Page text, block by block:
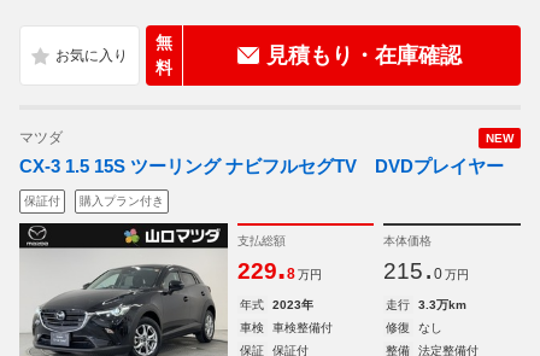
無
料
見積もり・在庫確認
NEW
マツダ
CX-3 1.5 15S ツーリング ナビフルセグTV DVDプレイヤー
保証付 購入プラン付き
支払総額
229.8 万円
本体価格
215. 0 万円
年式 2023年 走行
3.3万km
車検
車検整備付 修復
なし
保証
保証付 整備
法定整備付